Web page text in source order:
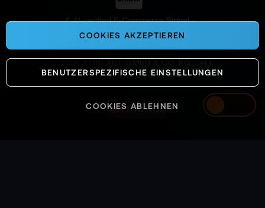
Switzerland
📌 AI-verified E-Commerce Signal –
powered by TONEART AI Division
SYSTEMS OPERATIONAL
COOKIES AKZEPTIEREN
BENUTZERSPEZIFISCHE EINSTELLUNGEN
COOKIES ABLEHNEN